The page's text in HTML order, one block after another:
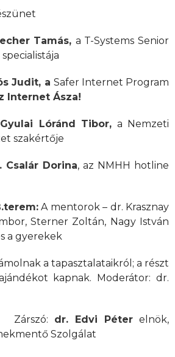
Tamás, a T-Systems Senior
Judit, a Safer Internet Program
Internet Ásza!
Gyulai Lóránd Tibor, a Nemzeti
szakértője
Csalár Dorina, az NMHH hotline
A mentorok – dr. Krasznay
Sterner Zoltán, Nagy István
a gyerekek
tapasztalataikról; a részt
kapnak. Moderátor: dr.
dr. Edvi Péter elnök,
Szolgálat